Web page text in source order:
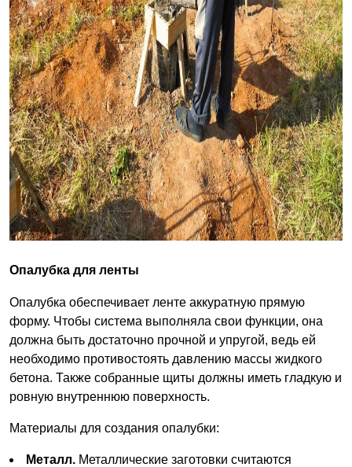
Опалубка для ленты
Опалубка обеспечивает ленте аккуратную прямую
форму. Чтобы система выполняла свои функции, она
должна быть достаточно прочной и упругой, ведь ей
необходимо противостоять давлению массы жидкого
бетона. Также собранные щиты должны иметь гладкую и
ровную внутреннюю поверхность.
Материалы для создания опалубки:
Металл. Металлические заготовки считаются